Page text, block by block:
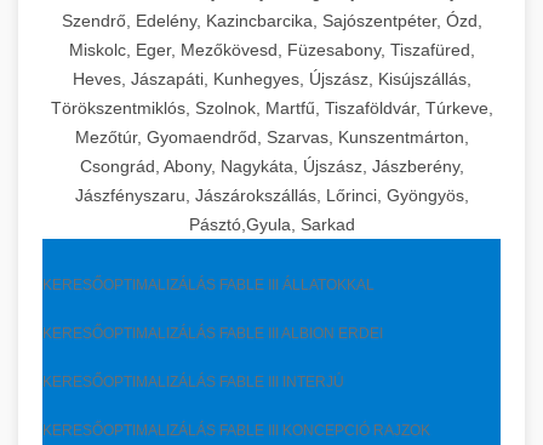
Szendrő, Edelény, Kazincbarcika, Sajószentpéter, Ózd,
Miskolc, Eger, Mezőkövesd, Füzesabony, Tiszafüred,
Heves, Jászapáti, Kunhegyes, Újszász, Kisújszállás,
Törökszentmiklós, Szolnok, Martfű, Tiszaföldvár, Túrkeve,
Mezőtúr, Gyomaendrőd, Szarvas, Kunszentmárton,
Csongrád, Abony, Nagykáta, Újszász, Jászberény,
Jászfényszaru, Jászárokszállás, Lőrinci, Gyöngyös,
Pásztó,Gyula, Sarkad
KERESŐOPTIMALIZÁLÁS FABLE III ÁLLATOKKAL
KERESŐOPTIMALIZÁLÁS FABLE III ALBION ERDEI
KERESŐOPTIMALIZÁLÁS FABLE III INTERJÚ
KERESŐOPTIMALIZÁLÁS FABLE III KONCEPCIÓ RAJZOK